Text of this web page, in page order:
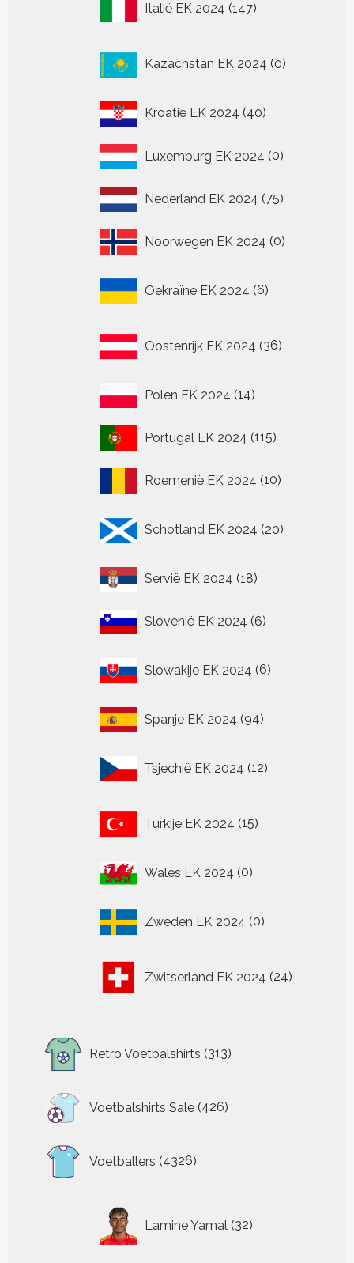
Italië EK 2024 147
producten
Kazachstan EK 2024 0
producten
Kroatië EK 2024 4040
Luxemburg EK 2024 00
Nederland EK 2024 7575
Noorwegen EK 2024 00
Oekraïne EK 2024 6
producten
Oostenrijk EK 2024 36
producten
Polen EK 2024 1414
Portugal EK 2024 115115
Roemenië EK 2024 1010
Schotland EK 2024 20
producten
Servië EK 2024 1818
Slovenië EK 2024 66
Slowakije EK 2024 6
producten
Spanje EK 2024 9494
Tsjechië EK 2024 12
producten
Turkije EK 2024 15
producten
Wales EK 2024 00
Zweden EK 2024 0
producten
Zwitserland EK 2024 24
producten
Retro Voetbalshirts 313
producten
Voetbalshirts Sale 426
426
producten
Voetballers 4326
producten
Lamine Yamal 32
producten